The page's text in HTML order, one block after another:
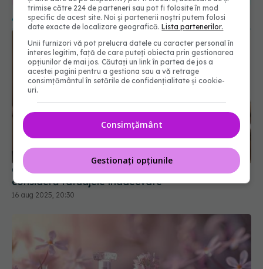
ARTICOLE SIMILARE
Ce spun tatuajele despre tine. De ce vârstnicii
consideră tatuajele inadecvate
16 aug 2025, 20:30
trimise către 224 de parteneri sau pot fi folosite în mod
specific de acest site. Noi și partenerii noștri putem folosi
date exacte de localizare geografică.Lista partenerilor.
Unii furnizori vă pot prelucra datele cu caracter personal în
interes legitim, față de care puteți obiecta prin gestionarea
opțiunilor de mai jos. Căutați un link în partea de jos a
acestei pagini pentru a gestiona sau a vă retrage
consimțământul în setările de confidențialitate și cookie-
uri.
Consimțământ
Gestionați opțiunile